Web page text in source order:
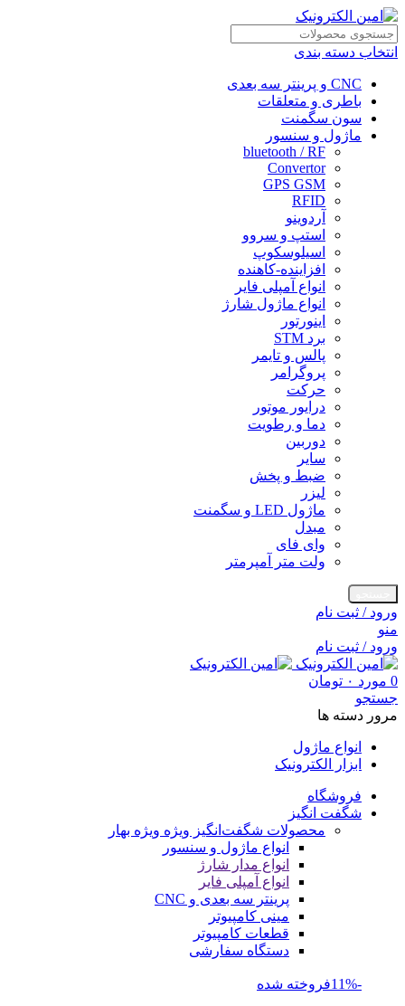
انتخاب دسته بندی
CNC و پرینتر سه بعدی
باطری و متعلقات
سون سگمنت
ماژول و سنسور
bluetooth / RF
Convertor
GPS GSM
RFID
آردوینو
استپ و سروو
اسیلوسکوپ
افزاینده-کاهنده
انواع آمپلی فایر
انواع ماژول شارژ
اینورتور
برد STM
پالس و تایمر
پروگرامر
حرکت
درایور موتور
دما و رطویت
دوربین
سایر
ضبط و پخش
لیزر
ماژول LED و سگمنت
مبدل
وای فای
ولت متر آمپرمتر
ورود / ثبت نام
منو
ورود / ثبت نام
0 مورد ۰ تومان
جستجو
مرور دسته ها
انواع ماژول
ابزار الکترونیک
فروشگاه
شگفت انگیز
محصولات شگفت‌انگیز ویژه ویژه بهار
انواع ماژول و سنسور
انواع مدار شارژ
انواع آمپلی فایر
پرینتر سه بعدی و CNC
مینی کامپیوتر
قطعات کامپیوتر
دستگاه سفارشی
-11% فروخته شده